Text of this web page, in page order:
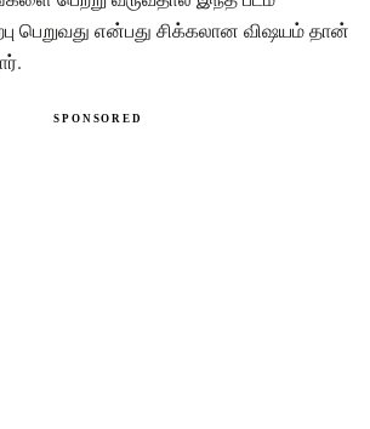
பெறுவது என்பது சிக்கலான விஷயம் தான்